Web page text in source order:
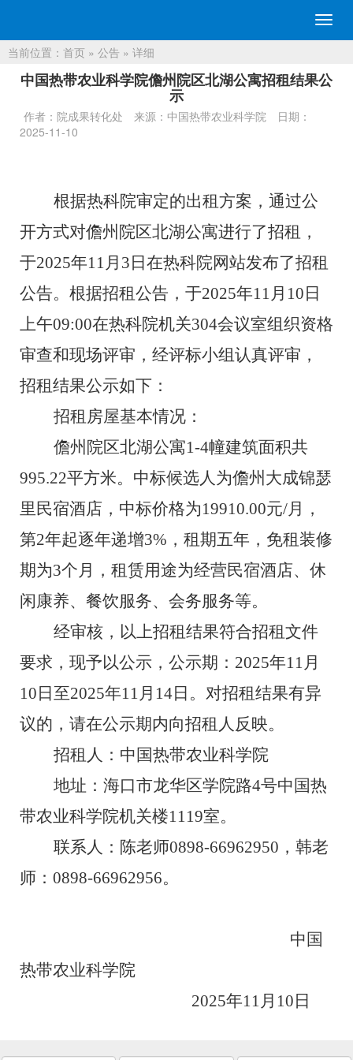
切
换
航
当前位置： 首页 » 公告 » 详细
中国热带农业科学院儋州院区北湖公寓招租结果公
示
作者：院成果转化处 来源：中国热带农业科学院
日期：
2025-11-10
根据热科院审定的出租方案， 通过公
开方式对儋州院区北湖公寓进行了招租 ，
于2025年11月 3 日在热科院网站发布了招租
公告。 根据招租公告，于2025年11月 10 日
上午09:00在热科院机关304会议室组织资格
审查和现场评审，经评标小组认真评审，
招租结果公示如下：
招租 房屋基本情况：
儋州院区北湖公寓1-4幢建筑面积共
995.22平方米。 中标候选人为儋州大成锦瑟
里民宿酒店， 中标价格为19910.00元/月，
第2年起逐年递增3% ， 租期五年 ，免租装修
期为3个月 ， 租赁用途为经营民宿酒店、休
闲康养、餐饮服务、会务服务等。
经审核，以上招租结果符合招租文件
要求，现予以公示，公示期： 2025年11月
10 日至2025年11月 14日。对招租结果有异
议的，请在公示期内向招租 人反映。
招租 人： 中国热带农业科学院
地址：海口市龙华区学院路4号中国热
带农业科学院机关楼1119室。
联系人： 陈老师0898-66962950 ， 韩老
师： 0898-66962956。
中国
热带农业科学院
2025年11月 10 日